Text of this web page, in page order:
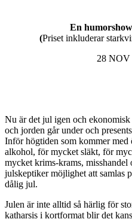
En
(Priset inkluderar
28 NOV
Nu är det jul igen och
och jorden går under och
Inför högtiden som kommer
alkohol, för mycket släkt, för
mycket krims-krams, misshandel
julskeptiker möjlighet att samlas
dålig jul.
Julen är inte alltid så härlig för
katharsis i kortformat blir det